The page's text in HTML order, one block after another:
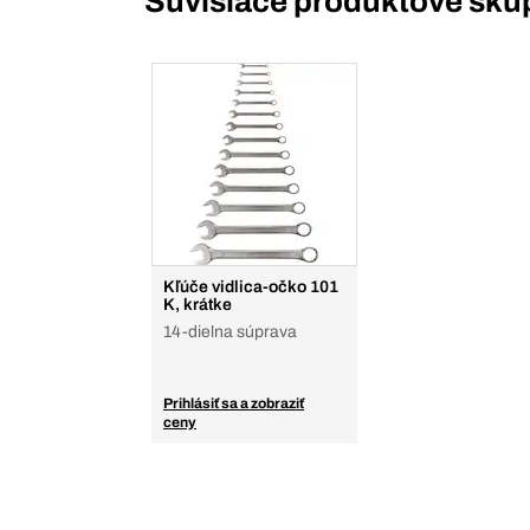
Kľúče vidlica-očko 101
K, krátke
14-dielna súprava
Prihlásiť sa a zobraziť
ceny